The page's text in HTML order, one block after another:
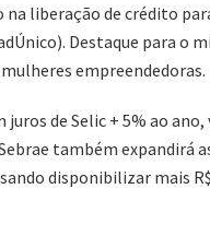
liberação de crédito
Destaque para o
empreendedoras.
de Selic + 5% ao ano,
também expandirá
disponibilizar mais